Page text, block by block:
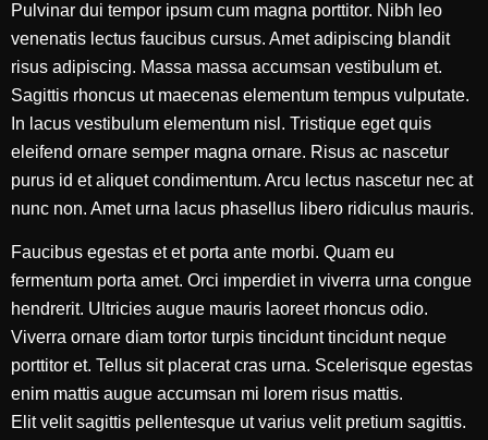
Pulvinar dui tempor ipsum cum magna porttitor. Nibh leo
venenatis lectus faucibus cursus. Amet adipiscing blandit
risus adipiscing. Massa massa accumsan vestibulum et.
Sagittis rhoncus ut maecenas elementum tempus vulputate.
In lacus vestibulum elementum nisl. Tristique eget quis
eleifend ornare semper magna ornare. Risus ac nascetur
purus id et aliquet condimentum. Arcu lectus nascetur nec at
nunc non. Amet urna lacus phasellus libero ridiculus mauris.
Faucibus egestas et et porta ante morbi. Quam eu
fermentum porta amet. Orci imperdiet in viverra urna congue
hendrerit. Ultricies augue mauris laoreet rhoncus odio.
Viverra ornare diam tortor turpis tincidunt tincidunt neque
porttitor et. Tellus sit placerat cras urna. Scelerisque egestas
enim mattis augue accumsan mi lorem risus mattis.
Elit velit sagittis pellentesque ut varius velit pretium sagittis.